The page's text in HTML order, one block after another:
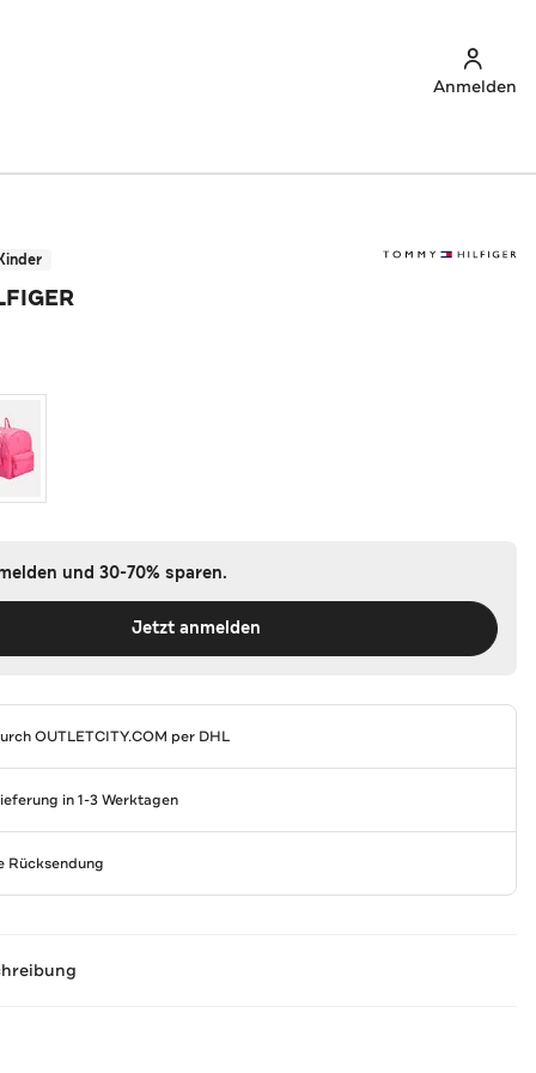
Anmelden
und 30-70% sparen.
Jetzt anmelden
OUTLETCITY.COM per DHL
in 1-3 Werktagen
Rücksendung